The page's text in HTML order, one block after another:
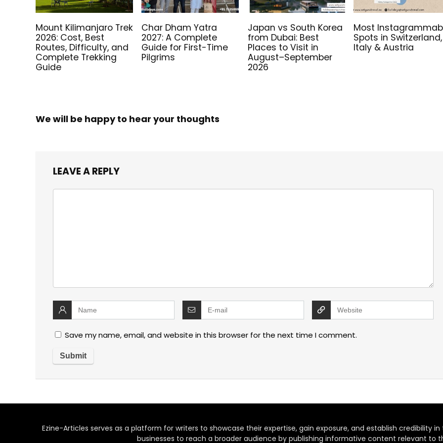
Mount Kilimanjaro Trek
2026: Cost, Best
Routes, Difficulty, and
Complete Trekking
Guide
Char Dham Yatra
2027: A Complete
Guide for First-Time
Pilgrims
Japan vs South Korea
from Dubai: Best
Places to Visit in
August–September
2026
Most
Spots in Switzerland,
Italy & Austria
We will be happy to hear your thoughts
LEAVE A REPLY
Save my name, email, and website in this browser for the next time I comment.
Ezine-Articles serves as a platform for writers to showcase their expertise, gain exposure, and establish credibility
businesses to reach a broader audience by publishing informative content relevant to